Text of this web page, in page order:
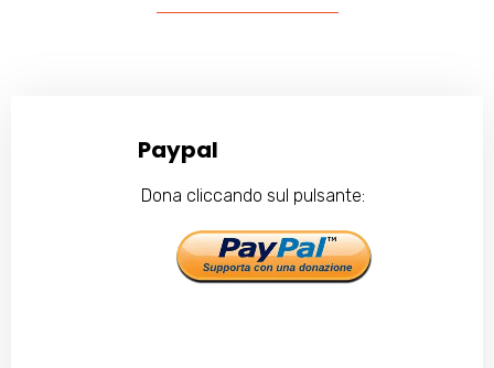
Paypal
Dona cliccando sul pulsante: